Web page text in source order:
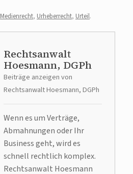
Medienrecht, Urheberrecht, Urteil.
Rechtsanwalt
Hoesmann, DGPh
Beiträge anzeigen von
Rechtsanwalt Hoesmann, DGPh
Wenn es um Verträge,
Abmahnungen oder Ihr
Business geht, wird es
schnell rechtlich komplex.
Rechtsanwalt Hoesmann